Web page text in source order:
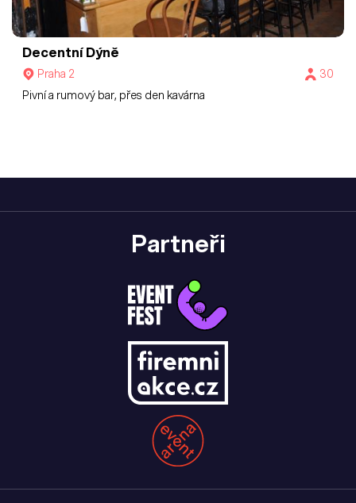
Decentní Dýně
Praha 2
30
Pivní a rumový bar, přes den kavárna
Partneři